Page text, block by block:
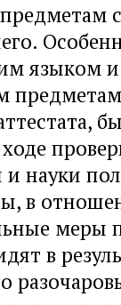
языком
науки
в
меры
в